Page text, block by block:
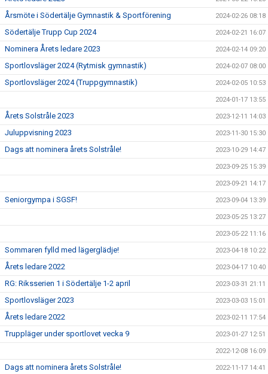
Årsmöte i Södertälje Gymnastik & Sportförening 2024-02-26 08:18
Södertälje Trupp Cup 2024 2024-02-21 16:07
Nominera Årets ledare 2023 2024-02-14 09:20
Sportlovsläger 2024 (Rytmisk gymnastik) 2024-02-07 08:00
Sportlovsläger 2024 (Truppgymnastik) 2024-02-05 10:53
2024-01-17 13:55
Årets Solstråle 2023 2023-12-11 14:03
Juluppvisning 2023 2023-11-30 15:30
Dags att nominera årets Solstråle! 2023-10-29 14:47
2023-09-25 15:39
2023-09-21 14:17
Seniorgympa i SGSF! 2023-09-04 13:39
2023-05-25 13:27
2023-05-22 11:16
Sommaren fylld med lägerglädje! 2023-04-18 10:22
Årets ledare 2022 2023-04-17 10:40
RG: Riksserien 1 i Södertälje 1-2 april 2023-03-31 21:11
Sportlovsläger 2023 2023-03-03 15:01
Årets ledare 2022 2023-02-11 17:54
Truppläger under sportlovet vecka 9 2023-01-27 12:51
2022-12-08 16:09
Dags att nominera årets Solstråle! 2022-11-17 14:41